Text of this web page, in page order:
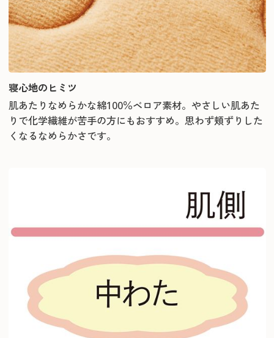
寝心地のヒミツ
肌あたりなめらかな綿100％ベロア素材。やさしい肌あた
りで化学繊維が苦手の方にもおすすめ。思わず頬ずりした
くなるなめらかさです。